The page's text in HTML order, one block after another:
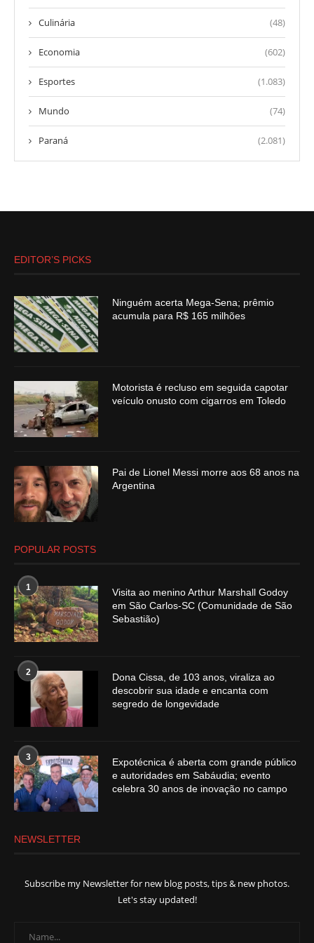
Culinária (48)
Economia (602)
Esportes (1.083)
Mundo (74)
Paraná (2.081)
EDITOR’S PICKS
Ninguém acerta Mega-Sena; prêmio
acumula para R$ 165 milhões
Motorista é recluso em seguida capotar
veículo onusto com cigarros em Toledo
Pai de Lionel Messi morre aos 68 anos na
Argentina
POPULAR POSTS
1
Visita ao menino Arthur Marshall Godoy
em São Carlos-SC (Comunidade de São
Sebastião)
2
Dona Cissa, de 103 anos, viraliza ao
descobrir sua idade e encanta com
segredo de longevidade
3
Expotécnica é aberta com grande público
e autoridades em Sabáudia; evento
celebra 30 anos de inovação no campo
NEWSLETTER
Subscribe my Newsletter for new blog posts, tips & new photos.
Let's stay updated!